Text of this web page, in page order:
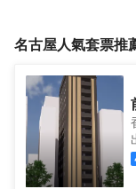
險箱和空調，讓您感
致周到的服務，酒店
小時前台咨詢服務，
若想要游覽常滑市
很便捷。旅客們可以
Tokonyan離此都很
險箱和空調，讓您感
風機，讓您感受到賓
致周到的服務，酒店
小時前台咨詢服務，
名古屋人氣套票推